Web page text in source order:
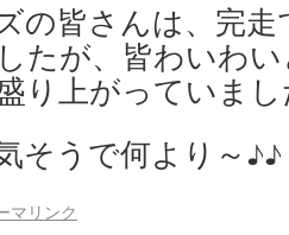
の皆さんは、完
たが、皆わいわ
り上がっていま
そうで何より～♪♪
マリンク